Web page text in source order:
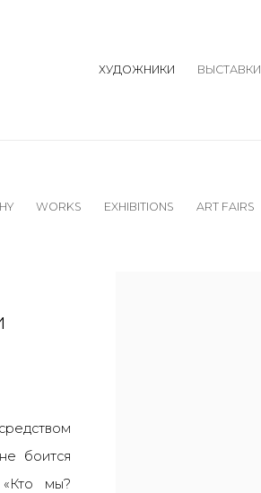
ХУДОЖНИКИ ВЫСТАВКИ
WORKS EXHIBITIONS ART FAIRS
боится
мы?